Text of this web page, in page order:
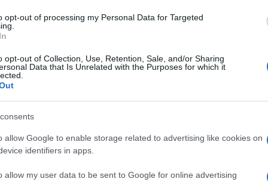
opt-out of processing my Personal Data for Targeted
opt-out of Collection, Use, Retention, Sale, and/or Sharing
Data that Is Unrelated with the Purposes for which it
allow Google to enable storage related to advertising like cookies on
identifiers in apps.
allow my user data to be sent to Google for online advertising
groeide uit tot een volwassen
voorspelbare kasstromen en aantrekkelijke
De sterke juridische positie van de belegger,